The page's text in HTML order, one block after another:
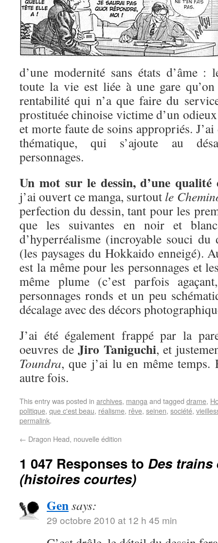
d’une modernité sans états d’âme
toute la vie est liée à une gare
rentabilité qui n’a que faire du
prostituée chinoise victime d’un
et morte faute de soins appropriés. J’ai
thématique, qui s’ajoute au
personnages.
Un mot sur le dessin, d’une qualité
j’ai ouvert ce manga, surtout le
perfection du dessin, tant pour les
que les suivantes en noir et
d’hyperréalisme (incroyable souci du
(les paysages du Hokkaido enneigé).
est la même pour les personnages et
même plume (c’est parfois
personnages ronds et un peu
décalage avec des décors
J’ai été également frappé par la
oeuvres deJiro Taniguchi, et
Toundra, que j’ai lu en même
autre fois.
This entry was posted in archives, manga and tagged drame,
politique, que c'est beau, réalisme, rêve, seinen, société,
permalink.
← Dragon Head, nouvelle édition
1 047 Responses to Des trains
(histoires courtes)
Gensays:
29 octobre 2010 at 12 h 45 min